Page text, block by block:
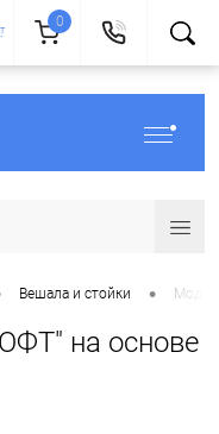
Вешала и стойки •
на основе
0